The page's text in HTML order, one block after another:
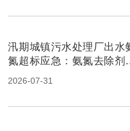
汛期城镇污水处理厂出水
氮超标应急：氨氮去除剂
加方法及实操指南（图）
2026-07-31